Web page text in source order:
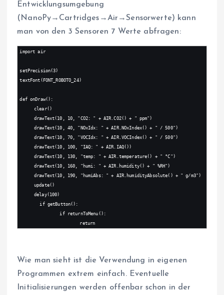
Entwicklungsumgebung
(NanoPy→Cartridges→Air→Sensorwerte) kann
man von den 3 Sensoren 7 Werte abfragen:
import air
setPrecision(3)
textFont(FONT_ROBOTO_24)
def onDraw():
clear()
drawText(10, 10, "CO2: " + AIR.CO2() + " ppm")
drawText(10, 40, "NOxIdx: " + AIR.NOxIndex() + " / 500")
drawText(10, 70, "VOCIdx: " + AIR.VOCIndex() + " / 500")
drawText(10, 100, "IAQ: " + AIR.IAQ())
drawText(10, 130, "temp: " + AIR.temperature() + " °C")
drawText(10, 160, "humi: " + AIR.humidity() + " %RH")
drawText(10, 190, "humiAbs: " + AIR.humidityAbsolute() + " g/m3")
update()
delay(100)
	if getButton():
		if returnToMenu():
			return
Wie man sieht ist die Verwendung in eigenen
Programmen extrem einfach. Eventuelle
Initialisierungen werden offenbar schon in der